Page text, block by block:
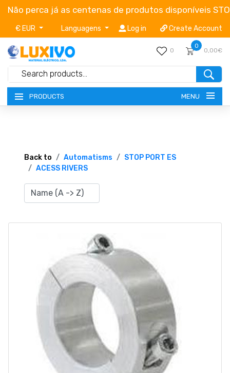
Não perca já as centenas de produtos disponíveis
€ EUR Languagens Log in Create Account
0
0
0,00€
PRODUCTS MENU
TERMS OF SERVICE
geral@luxivo.pt
Back to Automatisms
STOP PORT ES
ACESS RIVERS